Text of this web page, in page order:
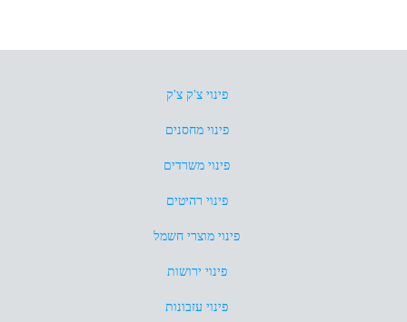
פינוי צ'ק צ'ק
פינוי מחסנים
פינוי משרדים
פינוי רהיטים
פינוי מוצרי חשמל
פינוי ירושות
פינוי עזבונות